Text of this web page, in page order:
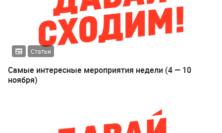
Статьи
Самые интересные мероприятия недели (4 — 10
ноября)